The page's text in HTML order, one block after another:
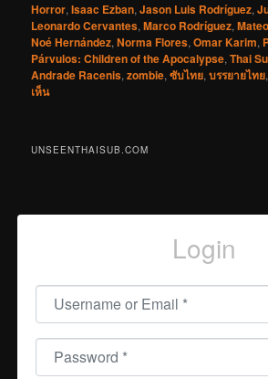
Horror,Isaac Ezban,Jason Luis Rodríguez,
Leonardo Cervantes,Marco Rodríguez,
Noé Hernández,Norma Flores,Omar Karim,
Párvulos: Children of the Apocalypse,Thai
Andrade Racenis,zombie,ซับไทย,บรรยายไทย
เห็น
UNSEENTHAISUB.COM
Login
Username or Email
Password